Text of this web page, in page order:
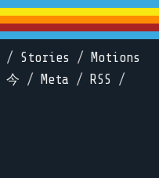
/ Stories /
Motions
今 / Meta / RSS /